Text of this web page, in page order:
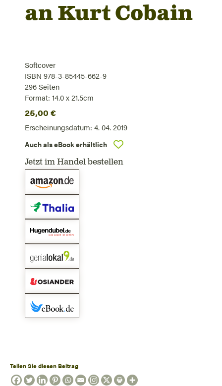
an Kurt Cobain
Softcover
ISBN 978-3-85445-662-9
296 Seiten
Format: 14.0 x 21.5cm
25,00 €
Erscheinungsdatum: 4. 04. 2019
Auch als eBook erhältlich
Jetzt im Handel bestellen
Teilen Sie diesen Beitrag